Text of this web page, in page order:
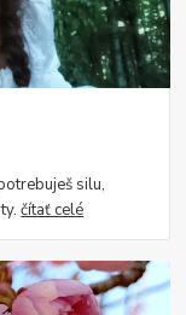
silu,
ty.čítať celé